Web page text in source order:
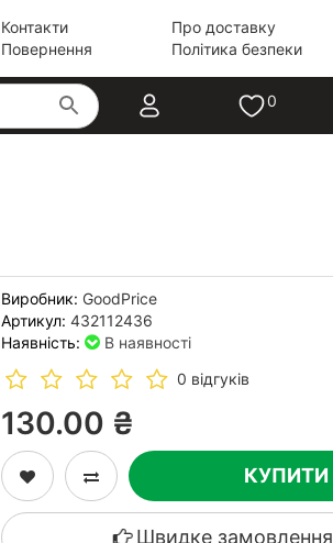
Контакти
Повернення
Про доставку
Політика безпеки
0
Виробник: GoodPrice
Артикул: 432112436
Наявність:
В наявності
0 відгуків
130.00 ₴
КУПИТИ
Швидке замовлення